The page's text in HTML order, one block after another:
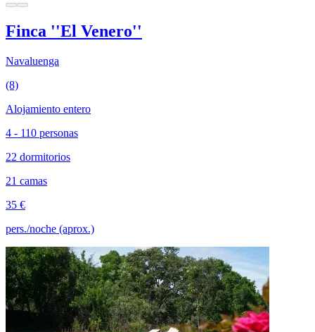
Finca ''El Venero''
Navaluenga
(8)
Alojamiento entero
4 - 110 personas
22 dormitorios
21 camas
35 €
pers./noche (aprox.)